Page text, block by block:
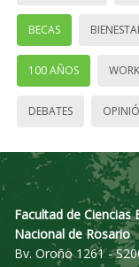
BECAS
100 AÑOS
DEBATES
Facultad de Ciencias
Nacional de Rosario
Bv. Oroño 1261 -